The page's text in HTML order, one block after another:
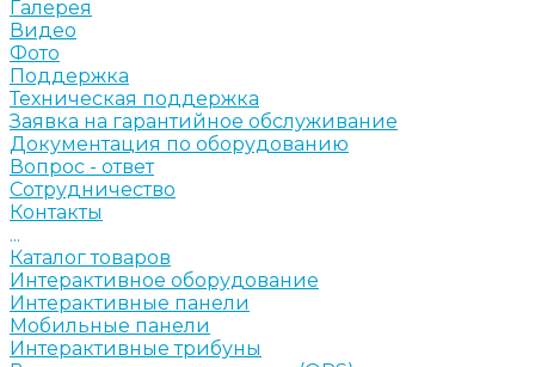
Галерея
Видео
Фото
Поддержка
Техническая поддержка
Заявка на гарантийное обслуживание
Документация по оборудованию
Вопрос - ответ
Сотрудничество
Контакты
...
Каталог товаров
Интерактивное оборудование
Интерактивные панели
Мобильные панели
Интерактивные трибуны